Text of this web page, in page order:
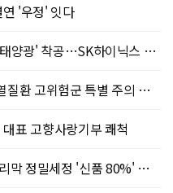
'우정' 잇다
광' 착공…SK하이닉스 공급
고위험군 특별 주의 당부
표 고향사랑기부 쾌척
정밀세정 '신품 80%' 회복